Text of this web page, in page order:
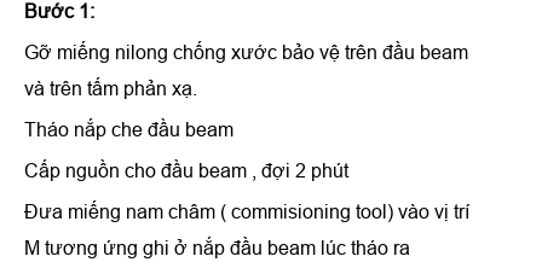
Bước 1:
Gỡ miếng nilong chống xước bảo vệ trên đầu beam
và trên tấm phản xạ.
Tháo nắp che đầu beam
Cấp nguồn cho đầu beam , đợi 2 phút
Đưa miếng nam châm ( commisioning tool) vào vị trí
M tương ứng ghi ở nắp đầu beam lúc tháo ra